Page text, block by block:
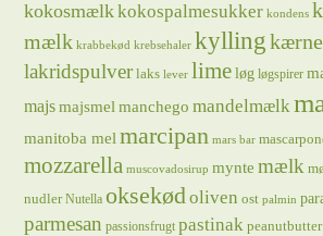
kokosmælkkokospalmesukker kondens
mælk krabbekød krebsehaler kylling
lakridspulver laks lever lime løg løgspirer
majsmajsmel manchego mandelmælk
manitoba mel marcipan mars bar
mozzarella muscovadosirup mynte mælk
nudler Nutella oksekødoliven ost palmin
parmesan passionsfrugt pastinak peanutbutter